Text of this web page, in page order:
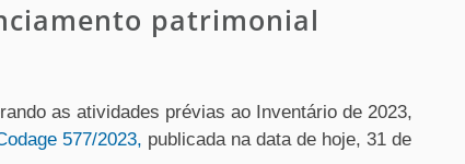
patrimonial
as atividades prévias ao Inventário de 2023,
577/2023, publicada na data de hoje, 31 de